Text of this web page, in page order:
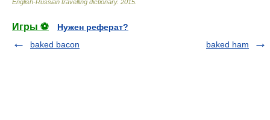
English-Russian travelling dictionary. 2015
Игры ⚽
Нужен реферат?
baked bacon
baked ham